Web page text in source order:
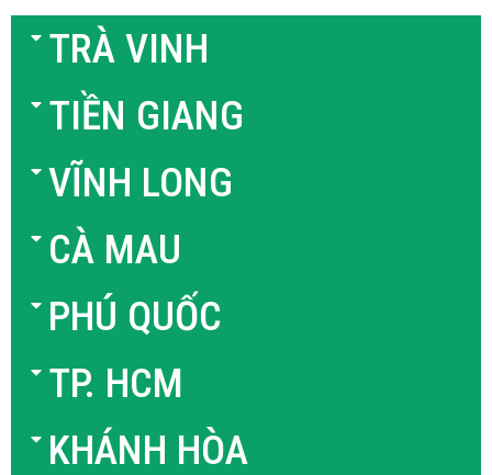
TRÀ VINH
TIỀN GIANG
VĨNH LONG
CÀ MAU
PHÚ QUỐC
TP. HCM
KHÁNH HÒA